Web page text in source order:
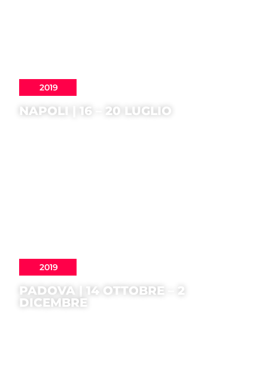
2019
NAPOLI | 16 – 20 LUGLIO
2019
PADOVA | 14 OTTOBRE – 2
DICEMBRE